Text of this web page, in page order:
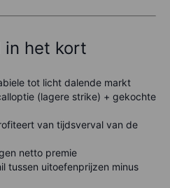
in het kort
tot licht dalende markt
(lagere strike) + gekochte
van tijdsverval van de
netto premie
tussen uitoefenprijzen minus